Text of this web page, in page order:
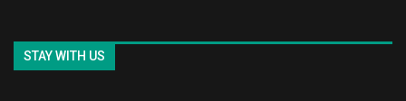
STAY WITH US